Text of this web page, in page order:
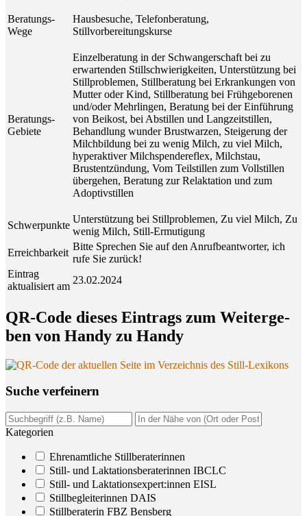
Beratungs-
Wege
Hausbesuche, Telefonberatung,
Stillvorbereitungskurse
Beratungs-
Gebiete
Einzelberatung in der Schwangerschaft bei zu
erwartenden Stillschwierigkeiten, Unterstützung bei
Stillproblemen, Stillberatung bei Erkrankungen von
Mutter oder Kind, Stillberatung bei Frühgeborenen
und/oder Mehrlingen, Beratung bei der Einführung
von Beikost, bei Abstillen und Langzeitstillen,
Behandlung wunder Brustwarzen, Steigerung der
Milchbildung bei zu wenig Milch, zu viel Milch,
hyperaktiver Milchspendereflex, Milchstau,
Brustentzündung, Vom Teilstillen zum Vollstillen
übergehen, Beratung zur Relaktation und zum
Adoptivstillen
Schwerpunkte
Unterstützung bei Stillproblemen, Zu viel Milch, Zu
wenig Milch, Still-Ermutigung
Erreichbarkeit
Bitte Sprechen Sie auf den Anrufbeantworter, ich
rufe Sie zurück!
Eintrag
aktualisiert am
23.02.2024
QR-Code die­ses Ein­trags zum Wei­ter­ge­
ben von Han­dy zu Handy
Suche ver­fei­nern
Kategorien
Ehrenamtliche Stillberaterinnen
Still- und Laktationsberaterinnen IBCLC
Still- und Laktationsexpert:innen EISL
Stillbegleiterinnen DAIS
Stillberaterin FBZ Bensberg